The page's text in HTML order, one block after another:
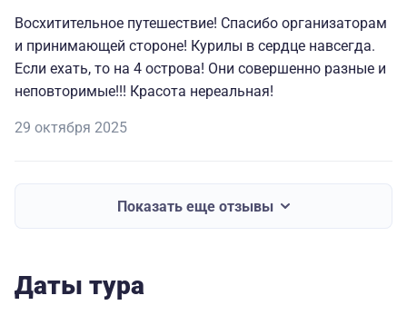
посетить, это - Очень интересно! С уважением, Ирина
Богуш и Ирина Долженко
Восхитительное путешествие! Спасибо организаторам
и принимающей стороне! Курилы в сердце навсегда.
Если ехать, то на 4 острова! Они совершенно разные и
неповторимые!!! Красота нереальная!
29 октября 2025
Показать еще отзывы
Даты тура